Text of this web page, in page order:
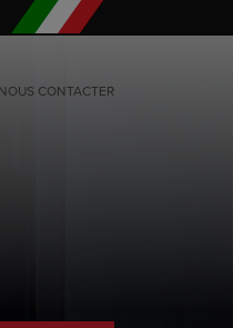
NOUS CONTACTER